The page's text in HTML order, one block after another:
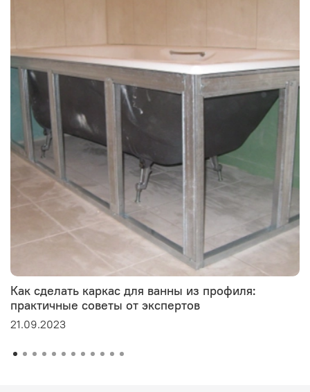
Как сделать каркас для ванны из профиля:
практичные советы от экспертов
21.09.2023